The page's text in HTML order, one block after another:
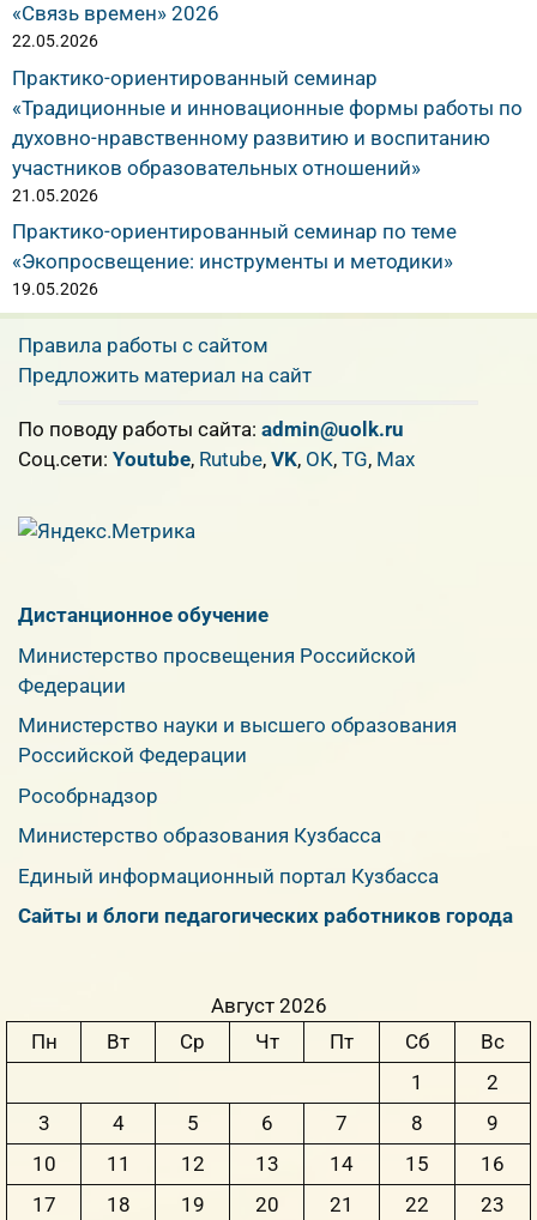
«Связь времен» 2026
22.05.2026
Практико-ориентированный семинар
«Традиционные и инновационные формы работы по
духовно-нравственному развитию и воспитанию
участников образовательных отношений»
21.05.2026
Практико-ориентированный семинар по теме
«Экопросвещение: инструменты и методики»
19.05.2026
Правила работы с сайтом
Предложить материал на сайт
По поводу работы сайта: admin@uolk.ru
Cоц.сети: Youtube, Rutube, VK, OK, TG, Max
Дистанционное обучение
Министерство просвещения Российской
Федерации
Министерство науки и высшего образования
Российской Федерации
Рособрнадзор
Министерство образования Кузбасса
Единый информационный портал Кузбасса
Сайты и блоги педагогических работников города
Август 2026
Пн
Вт Ср Чт Пт Сб
Вс
1
2
3
4 5 6 7 8
9
10
11 12 13 14 15
16
17
18 19 20 21 22 23